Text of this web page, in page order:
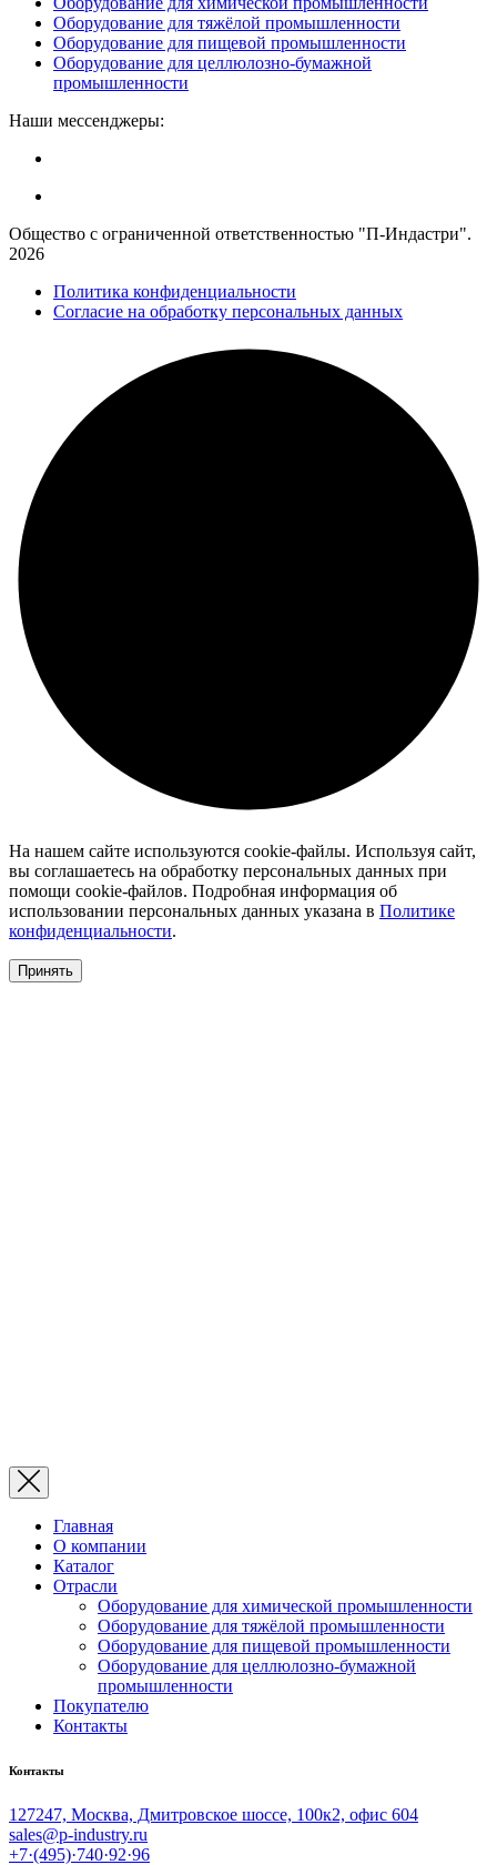
Оборудование для тяжёлой промышленности
Оборудование для пищевой промышленности
Оборудование для целлюлозно-бумажной
промышленности
Наши мессенджеры:
Общество с ограниченной ответственностью "П-Индастри".
2026
Политика конфиденциальности
Согласие на обработку персональных данных
На нашем сайте используются cookie-файлы. Используя сайт,
вы соглашаетесь на обработку персональных данных при
помощи cookie-файлов. Подробная информация об
использовании персональных данных указана в Политике
конфиденциальности.
Принять
Главная
О компании
Каталог
Отрасли
Оборудование для химической промышленности
Оборудование для тяжёлой промышленности
Оборудование для пищевой промышленности
Оборудование для целлюлозно-бумажной
промышленности
Покупателю
Контакты
Контакты
127247, Москва, Дмитровское шоссе, 100к2, офис 604
sales@p-industry.ru
+7·(495)·740·92·96